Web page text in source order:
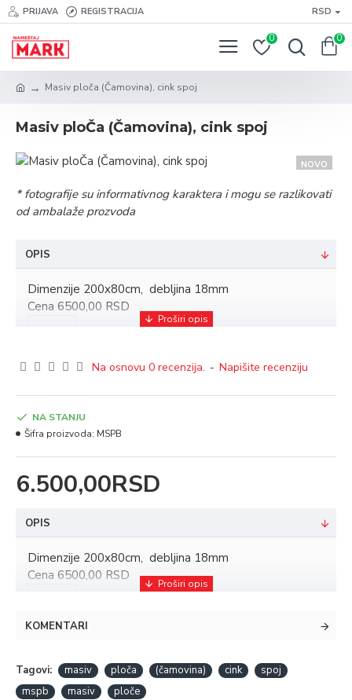
PRIJAVA REGISTRACIJA RSD
0 0
Masiv ploča (Čamovina), cink spoj
Masiv ploČa (Čamovina), cink spoj
NOVO
* fotografije su informativnog karaktera i mogu se razlikovati
od ambalaže prozvoda
OPIS
Dimenzije 200x80cm, debljina 18mm
Cena 6500,00 RSD
Na osnovu 0 recenzija. - Napišite recenziju
6.500,00RSD
NA STANJU
Šifra proizvoda: MSPB
OPIS
Dimenzije 200x80cm, debljina 18mm
Cena 6500,00 RSD
KOMENTARI
Tagovi: masiv ploča (čamovina) cink
spoj
mspb
masiv ploče